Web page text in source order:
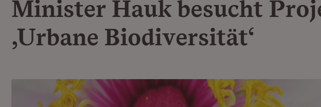
Minister Hauk besucht
‚Urbane Biodiversität‘